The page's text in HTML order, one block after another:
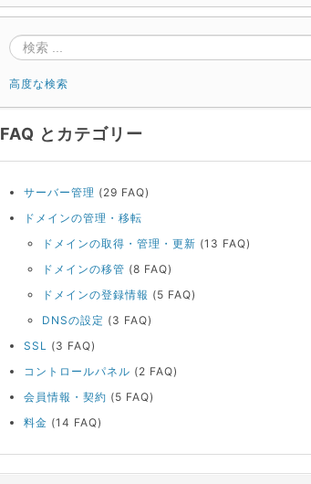
高度な検索
FAQ とカテゴリー
サーバー管理 (29 FAQ)
ドメインの管理・移転
ドメインの取得・管理・更新 (13 FAQ)
ドメインの移管 (8 FAQ)
ドメインの登録情報 (5 FAQ)
DNSの設定 (3 FAQ)
SSL (3 FAQ)
コントロールパネル (2 FAQ)
会員情報・契約 (5 FAQ)
料金 (14 FAQ)